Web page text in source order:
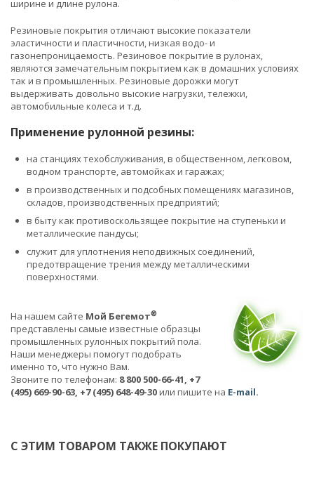
ширине и длине рулона.
Резиновые покрытия отличают высокие показатели
эластичности и пластичности, низкая водо- и
газонепроницаемость. Резиновое покрытие в рулонах,
являются замечательным покрытием как в домашних условиях
так и в промышленных. Резиновые дорожки могут
выдерживать довольно высокие нагрузки, тележки,
автомобильные колеса и т.д.
Применение рулонной резины:
на станциях техобслуживания, в общественном, легковом,
водном транспорте, автомойках и гаражах;
в производственных и подсобных помещениях магазинов,
складов, производственных предприятий;
в быту как противоскользящее покрытие на ступеньки и
металлические пандусы;
служит для уплотнения неподвижных соединений,
предотвращение трения между металлическими
поверхностями.
На нашем сайте Мой Бегемот®
представлены самые известные образцы
промышленных рулонных покрытий пола.
Наши менеджеры помогут подобрать
именно то, что нужно Вам.
Звоните по телефонам: 8 800 500-66-41, +7
(495) 669-90-63, +7 (495) 648-49-30или пишите на E-mail.
С ЭТИМ ТОВАРОМ ТАКЖЕ ПОКУПАЮТ